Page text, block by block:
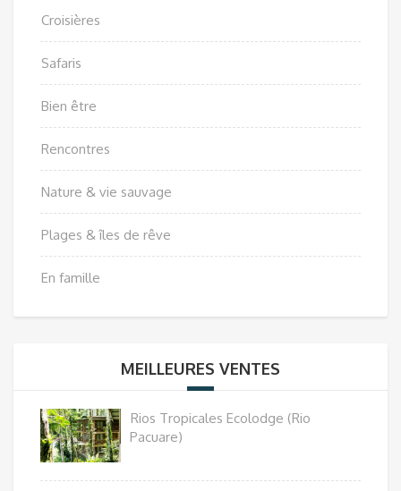
Croisières
Safaris
Bien être
Rencontres
Nature & vie sauvage
Plages & îles de rêve
En famille
MEILLEURES VENTES
Rios Tropicales Ecolodge (Rio
Pacuare)